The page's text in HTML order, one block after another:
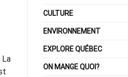
La
CULTURE
ENVIRONNEMENT
EXPLORE QUÉBEC
ON MANGE QUOI?